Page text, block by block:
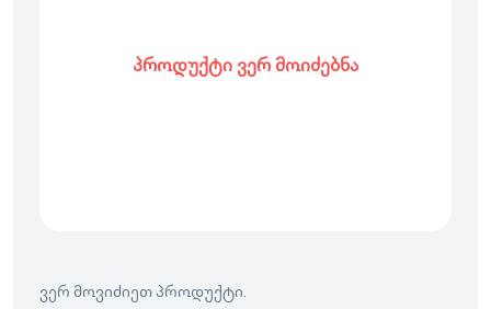
პროდუქტი ვერ მოიძებნა
ვერ მოვიძიეთ პროდუქტი.